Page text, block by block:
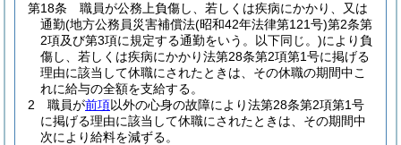
第18条
職員が公務上負傷し、若しくは疾病にかかり、又は
通勤(地方公務員災害補償法(昭和42年法律第121号)第2条第
2項及び第3項に規定する通勤をいう。以下同じ。)により負
傷し、若しくは疾病にかかり法第28条第2項第1号に掲げる
理由に該当して休職にされたときは、その休職の期間中こ
れに給与の全額を支給する。
2
職員が前項以外の心身の故障により法第28条第2項第1号
に掲げる理由に該当して休職にされたときは、その期間中
次により給料を減ずる。